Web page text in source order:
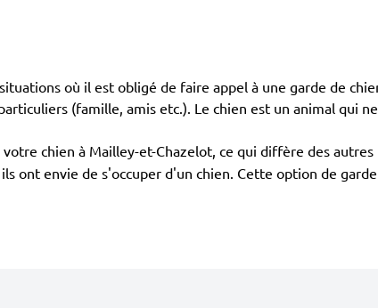
où il est obligé de faire appel à une garde de
(famille, amis etc.). Le chien est un animal qui
chien à Mailley-et-Chazelot, ce qui diffère des
ont envie de s'occuper d'un chien. Cette option de